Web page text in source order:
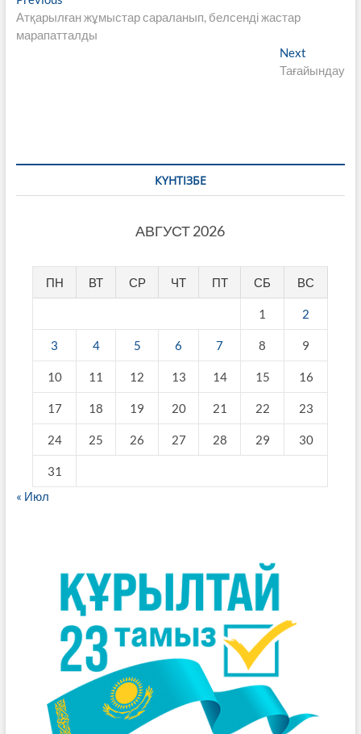
по
post:
Атқарылған жұмыстар сараланып, белсенді жастар
марапатталды
Next
post:
Тағайындау
КҮНТІЗБЕ
АВГУСТ 2026
ПН ВТ СР ЧТ ПТ СБ ВС
1 2
3 4 5 6 7 8 9
10 11 12 13 14 15 16
17 18 19 20 21 22 23
24 25 26 27 28 29 30
31
« Июл